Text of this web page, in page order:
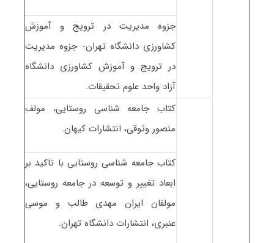
جزوه مدیریت در ترویج و آموزش
کشاورزی دانشگاه تهران- جزوه مدیریت
در ترویج و آموزش کشاورزی دانشگاه
آزاد واحد علوم تحقیقات.
کتاب جامعه شناسی روستایی، مولف
منصور وثوقی، انتشارات کیهان.
کتاب جامعه شناسی روستایی با تاکید بر
ابعاد تغییر و توسعه در جامعه روستایی،
مولفان ایران مهدی طالب و موسی
عنبری، انتشارات دانشگاه تهران.